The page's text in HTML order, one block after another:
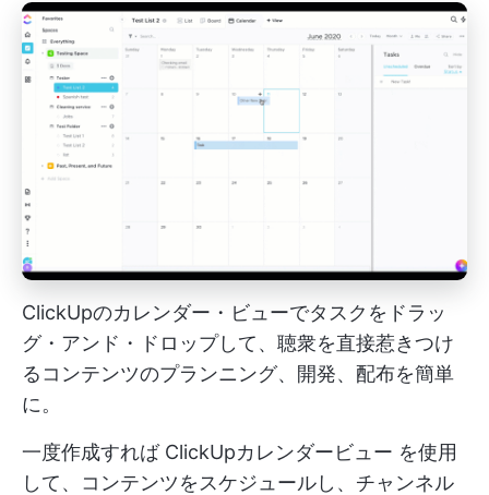
ClickUpのカレンダー・ビューでタスクをドラッ
グ・アンド・ドロップして、聴衆を直接惹きつけ
るコンテンツのプランニング、開発、配布を簡単
に。
一度作成すれば ClickUpカレンダービュー を使用
して、コンテンツをスケジュールし、チャンネル